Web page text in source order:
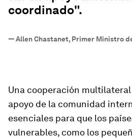
coordinado".
—Allen Chastanet, Primer Ministro
Una cooperación
apoyo de la comunidad
esenciales para que los
vulnerables, como los